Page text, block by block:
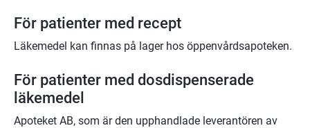
För patienter med recept
Läkemedel kan finnas på lager hos öppenvårdsapoteken.
För patienter med dosdispenserade
läkemedel
Apoteket AB, som är den upphandlade leverantören av